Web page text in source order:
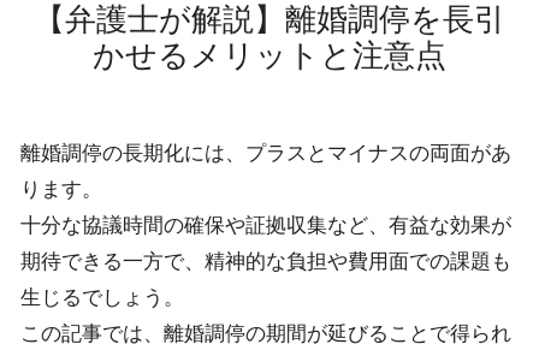
【弁護士が解説】離婚調停を長引
かせるメリットと注意点
離婚調停の長期化には、プラスとマイナスの両面があ
ります。
十分な協議時間の確保や証拠収集など、有益な効果が
期待できる一方で、精神的な負担や費用面での課題も
生じるでしょう。
この記事では、離婚調停の期間が延びることで得られ